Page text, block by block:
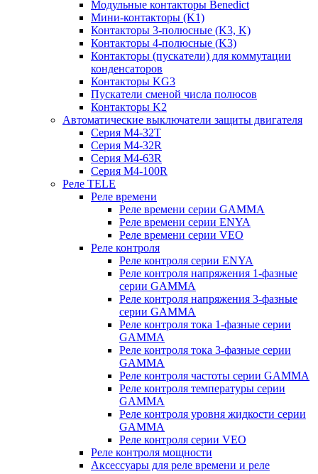
Модульные контакторы Benedict
Мини-контакторы (K1)
Контакторы 3-полюсные (K3, K)
Контакторы 4-полюсные (K3)
Контакторы (пускатели) для коммутации
конденсаторов
Контакторы KG3
Пускатели сменой числа полюсов
Контакторы K2
Автоматические выключатели защиты двигателя
Серия M4-32T
Серия M4-32R
Серия M4-63R
Серия M4-100R
Реле TELE
Реле времени
Реле времени серии GAMMA
Реле времени серии ENYA
Реле времени серии VEO
Реле контроля
Реле контроля серии ENYA
Реле контроля напряжения 1-фазные
серии GAMMA
Реле контроля напряжения 3-фазные
серии GAMMA
Реле контроля тока 1-фазные серии
GAMMA
Реле контроля тока 3-фазные серии
GAMMA
Реле контроля частоты серии GAMMA
Реле контроля температуры серии
GAMMA
Реле контроля уровня жидкости серии
GAMMA
Реле контроля серии VEO
Реле контроля мощности
Аксессуары для реле времени и реле